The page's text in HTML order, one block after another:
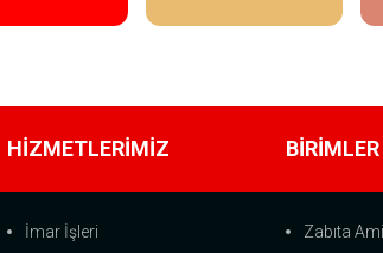
HİZMETLERİMİZ
İmar İşleri
BİRİMLER
Zabıta